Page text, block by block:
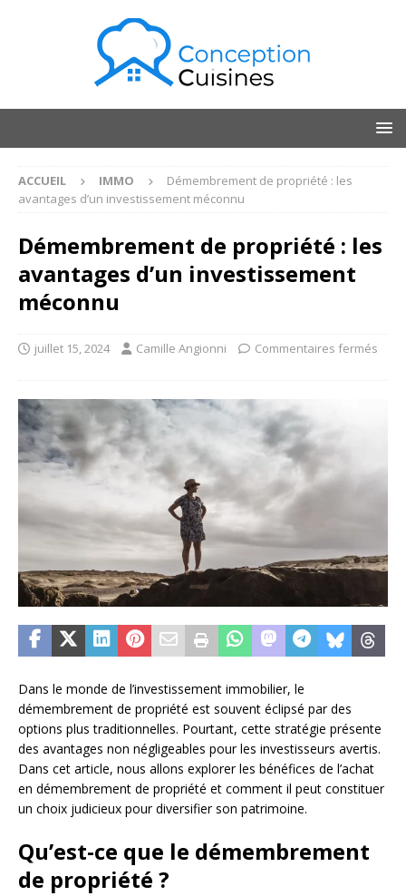
ACCUEIL IMMO
Démembrement de propriété : les
avantages d’un investissement méconnu
Démembrement de propriété : les
avantages d’un investissement
méconnu
juillet 15, 2024 Camille Angionni Commentaires fermés
Dans le monde de l’investissement immobilier, le
démembrement de propriété est souvent éclipsé par des
options plus traditionnelles. Pourtant, cette stratégie présente
des avantages non négligeables pour les investisseurs avertis.
Dans cet article, nous allons explorer les bénéfices de l’achat
en démembrement de propriété et comment il peut constituer
un choix judicieux pour diversifier son patrimoine.
Qu’est-ce que le démembrement
de propriété ?